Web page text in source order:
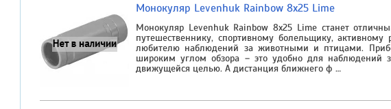
Монокуляр Levenhuk Rainbow 8x25 Lime
Монокуляр Levenhuk Rainbow 8x25 Lime станет
путешественнику, спортивному болельщику, активному
любителю наблюдений за животными и птицами.
широким углом обзора – это удобно для наблюдений
движущейся целью. А дистанция ближнего ф …